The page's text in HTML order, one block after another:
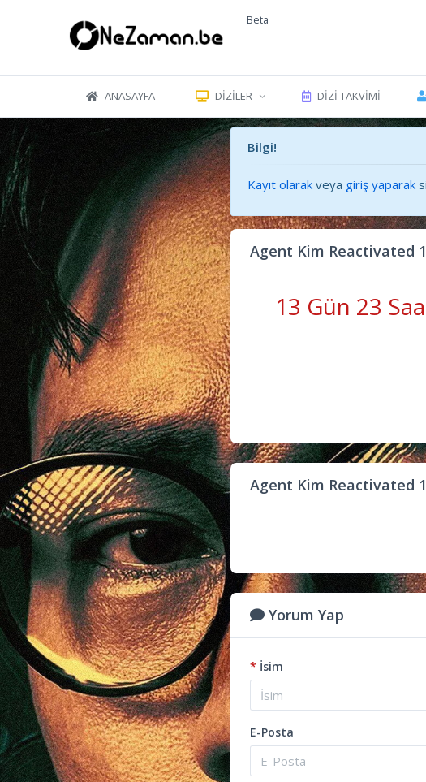
Beta
ANASAYFA DIZILER DIZI TAKVIMI
Bilgi!
Kayıt olarak veya giriş yaparak
Agent Kim Reactivated
13 Gün 23
Agent Kim Reactivated
Yorum Yap
* İsim
E-Posta